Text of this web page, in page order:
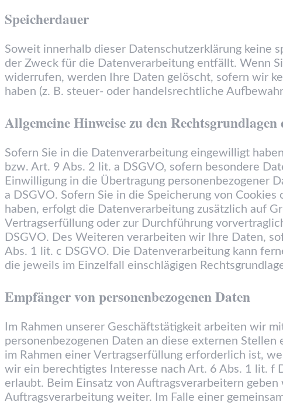
Speicherdauer
Soweit innerhalb dieser Datenschutzerklärung keine
der Zweck für die Datenverarbeitung entfällt. Wenn
widerrufen, werden Ihre Daten gelöscht, sofern wir
haben (z. B. steuer- oder handelsrechtliche
Allgemeine Hinweise zu den
Sofern Sie in die Datenverarbeitung eingewilligt
bzw. Art. 9 Abs. 2 lit. a DSGVO, sofern besondere
Einwilligung in die Übertragung personenbezogener
a DSGVO. Sofern Sie in die Speicherung von
haben, erfolgt die Datenverarbeitung zusätzlich auf
Vertragserfüllung oder zur Durchführung
DSGVO. Des Weiteren verarbeiten wir Ihre Daten,
Abs. 1 lit. c DSGVO. Die Datenverarbeitung kann
die jeweils im Einzelfall einschlägigen
Empfänger von personenbezogenen Daten
Im Rahmen unserer Geschäftstätigkeit arbeiten wir
personenbezogenen Daten an diese externen
im Rahmen einer Vertragserfüllung erforderlich ist,
wir ein berechtigtes Interesse nach Art. 6 Abs. 1 lit. f
erlaubt. Beim Einsatz von Auftragsverarbeitern
Auftragsverarbeitung weiter. Im Falle einer